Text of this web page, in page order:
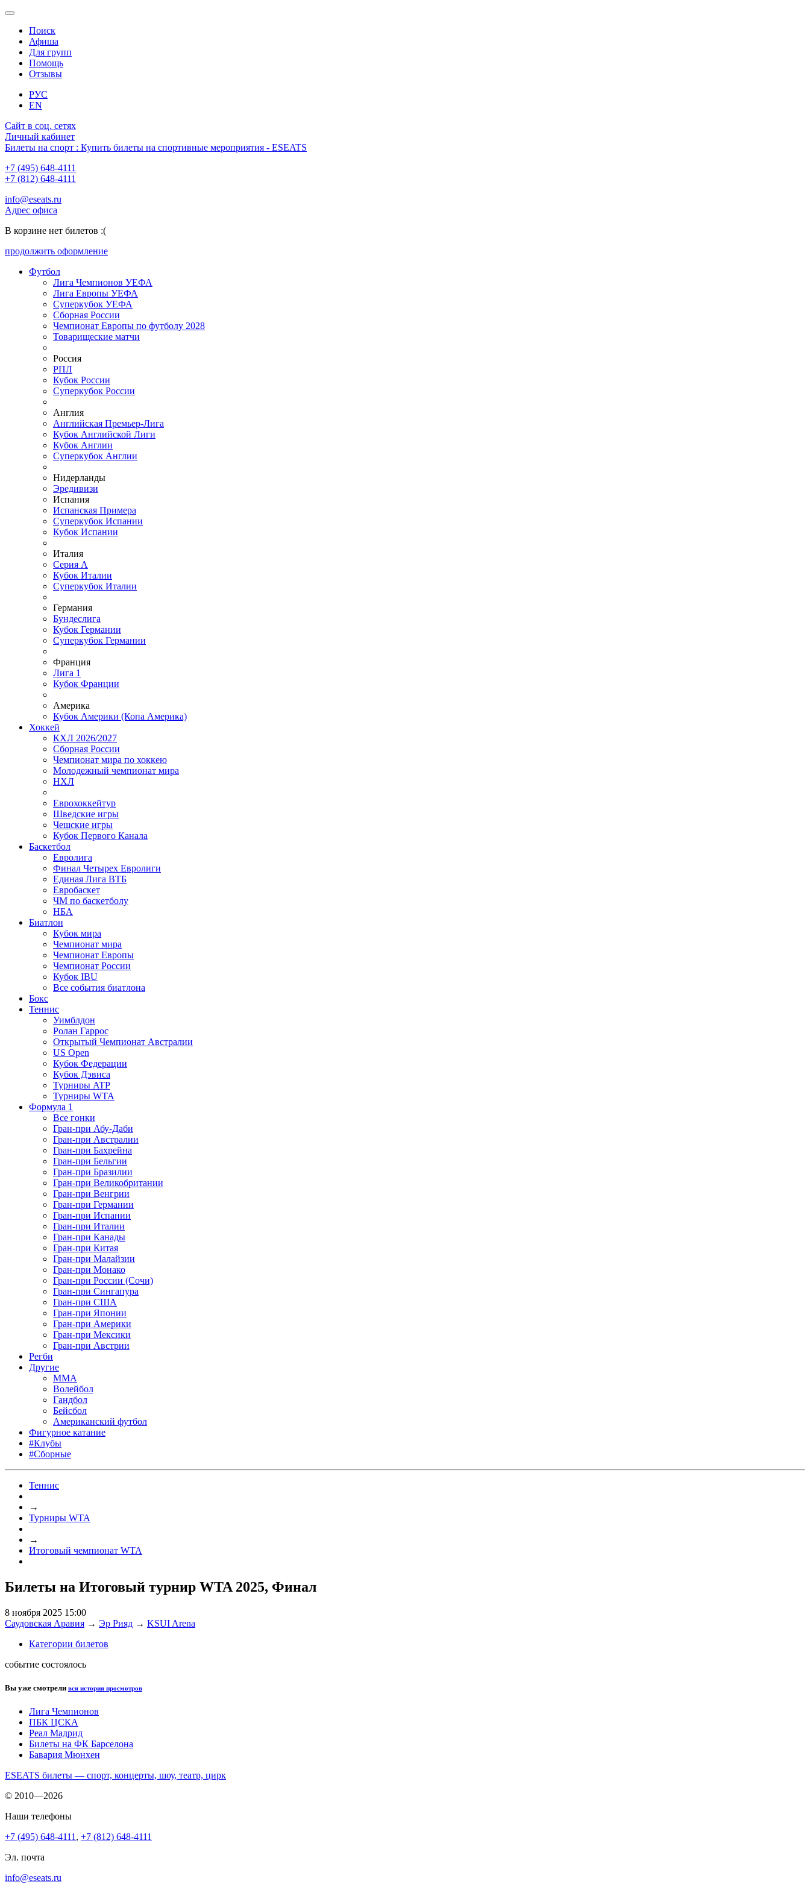
Поиск
Афиша
Для групп
Помощь
Отзывы
РУС
EN
Сайт в соц. сетях
Личный кабинет
Билеты на спорт : Купить билеты на спортивные мероприятия - ESEATS
+7 (495) 648-4111
+7 (812) 648-4111
info@eseats.ru
Адрес офиса
В корзине нет билетов :(
продолжить оформление
Футбол
Лига Чемпионов УЕФА
Лига Европы УЕФА
Суперкубок УЕФА
Сборная России
Чемпионат Европы по футболу 2028
Товарищеские матчи
Россия
РПЛ
Кубок России
Суперкубок России
Англия
Английская Премьер-Лига
Кубок Английской Лиги
Кубок Англии
Суперкубок Англии
Нидерланды
Эредивизи
Испания
Испанская Примера
Суперкубок Испании
Кубок Испании
Италия
Серия А
Кубок Италии
Суперкубок Италии
Германия
Бундеслига
Кубок Германии
Суперкубок Германии
Франция
Лига 1
Кубок Франции
Америка
Кубок Америки (Копа Америка)
Хоккей
КХЛ 2026/2027
Сборная России
Чемпионат мира по хоккею
Молодежный чемпионат мира
НХЛ
Еврохоккейтур
Шведские игры
Чешские игры
Кубок Первого Канала
Баскетбол
Евролига
Финал Четырех Евролиги
Единая Лига ВТБ
Евробаскет
ЧМ по баскетболу
НБА
Биатлон
Кубок мира
Чемпионат мира
Чемпионат Европы
Чемпионат России
Кубок IBU
Все события биатлона
Бокс
Теннис
Уимблдон
Ролан Гаррос
Открытый Чемпионат Австралии
US Open
Кубок Федерации
Кубок Дэвиса
Турниры ATP
Турниры WTA
Формула 1
Все гонки
Гран-при Абу-Даби
Гран-при Австралии
Гран-при Бахрейна
Гран-при Бельгии
Гран-при Бразилии
Гран-при Великобритании
Гран-при Венгрии
Гран-при Германии
Гран-при Испании
Гран-при Италии
Гран-при Канады
Гран-при Китая
Гран-при Малайзии
Гран-при Монако
Гран-при России (Сочи)
Гран-при Сингапура
Гран-при США
Гран-при Японии
Гран-при Америки
Гран-при Мексики
Гран-при Австрии
Регби
Другие
MMA
Волейбол
Гандбол
Бейсбол
Американский футбол
Фигурное катание
#Клубы
#Сборные
Теннис
→
Турниры WTA
→
Итоговый чемпионат WTA
Билеты на Итоговый турнир WTA 2025, Финал
8 ноября 2025 15:00
Саудовская Аравия → Эр Рияд → KSUI Arena
Категории билетов
событие состоялось
Вы уже смотрели вся история просмотров
Лига Чемпионов
ПБК ЦСКА
Реал Мадрид
Билеты на ФК Барселона
Бавария Мюнхен
ESEATS билеты — спорт, концерты, шоу, театр, цирк
© 2010—2026
Наши телефоны
+7 (495) 648-4111 , +7 (812) 648-4111
Эл. почта
info@eseats.ru